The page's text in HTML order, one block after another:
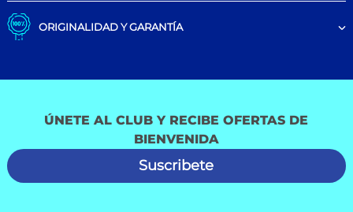
ORIGINALIDAD Y GARANTÍA
ÚNETE AL CLUB Y RECIBE OFERTAS DE
BIENVENIDA
Suscribete